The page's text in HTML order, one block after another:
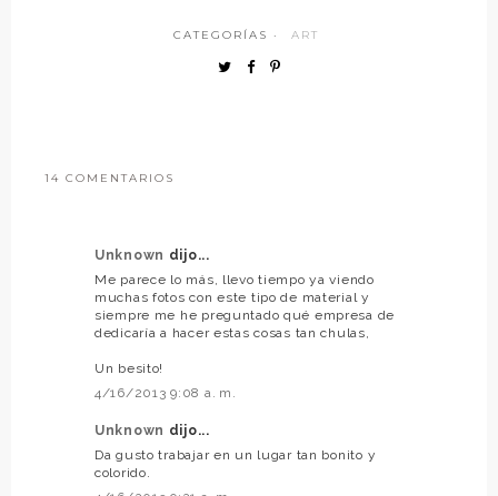
CATEGORÍAS · ART
14 COMENTARIOS
Unknown dijo...
Me parece lo más, llevo tiempo ya viendo
muchas fotos con este tipo de material y
siempre me he preguntado qué empresa de
dedicaría a hacer estas cosas tan chulas,
Un besito!
4/16/2013 9:08 a. m.
Unknown dijo...
Da gusto trabajar en un lugar tan bonito y
colorido.